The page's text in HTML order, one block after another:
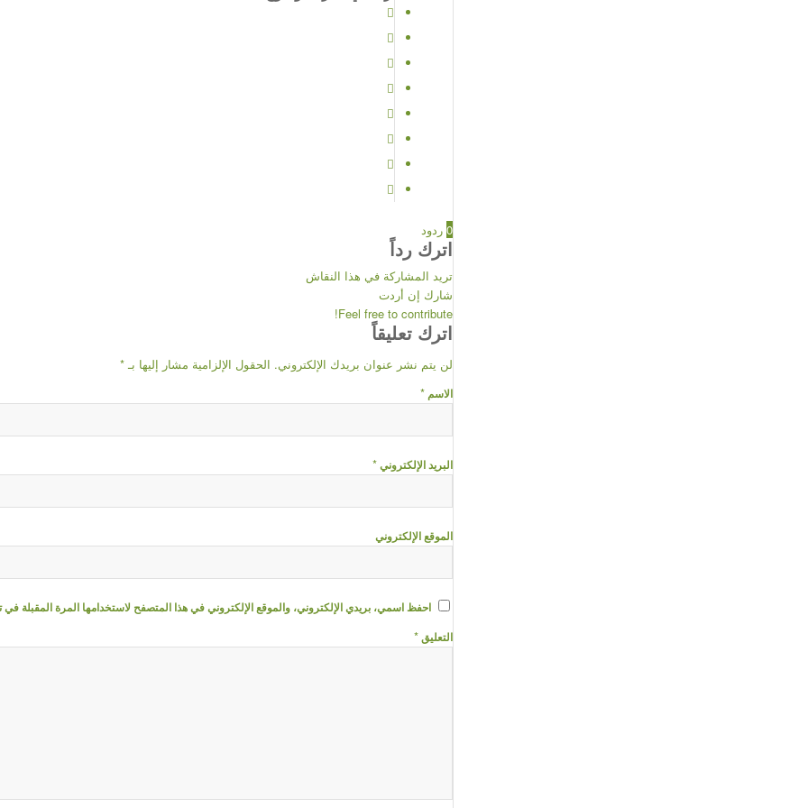
0 ردود
اترك رداً
تريد المشاركة في هذا النقاش
شارك إن أردت
Feel free to contribute!
اترك تعليقاً
لن يتم نشر عنوان بريدك الإلكتروني. الحقول الإلزامية مشار إليها بـ *
الاسم *
البريد الإلكتروني*
الموقع الإلكتروني
احفظ اسمي، بريدي الإلكتروني، والموقع الإلكتروني في هذا المتصفح لاستخدامها المرة المقبلة في
التعليق*